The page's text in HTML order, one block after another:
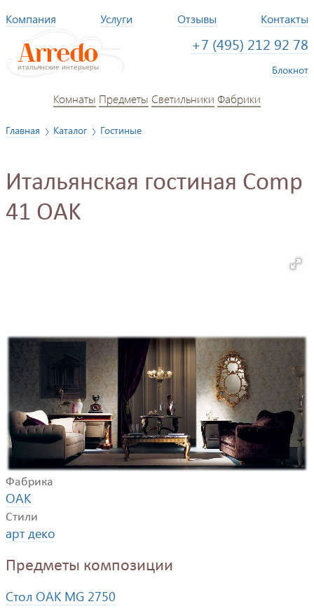
Компания Услуги Отзывы Контакты
+7 (495) 212 92 78
Блокнот
Комнаты Предметы Светильники Фабрики
Главная Каталог Гостиные
Итальянская гостиная Comp
41 OAK
Композиция для гостиной комнаты. В композицию
входят: диван, стол, журнальный столик, подставка,
зеркало, консоль.
Фабрика
OAK
Стили
арт деко
Предметы композиции
Стол OAK MG 2750